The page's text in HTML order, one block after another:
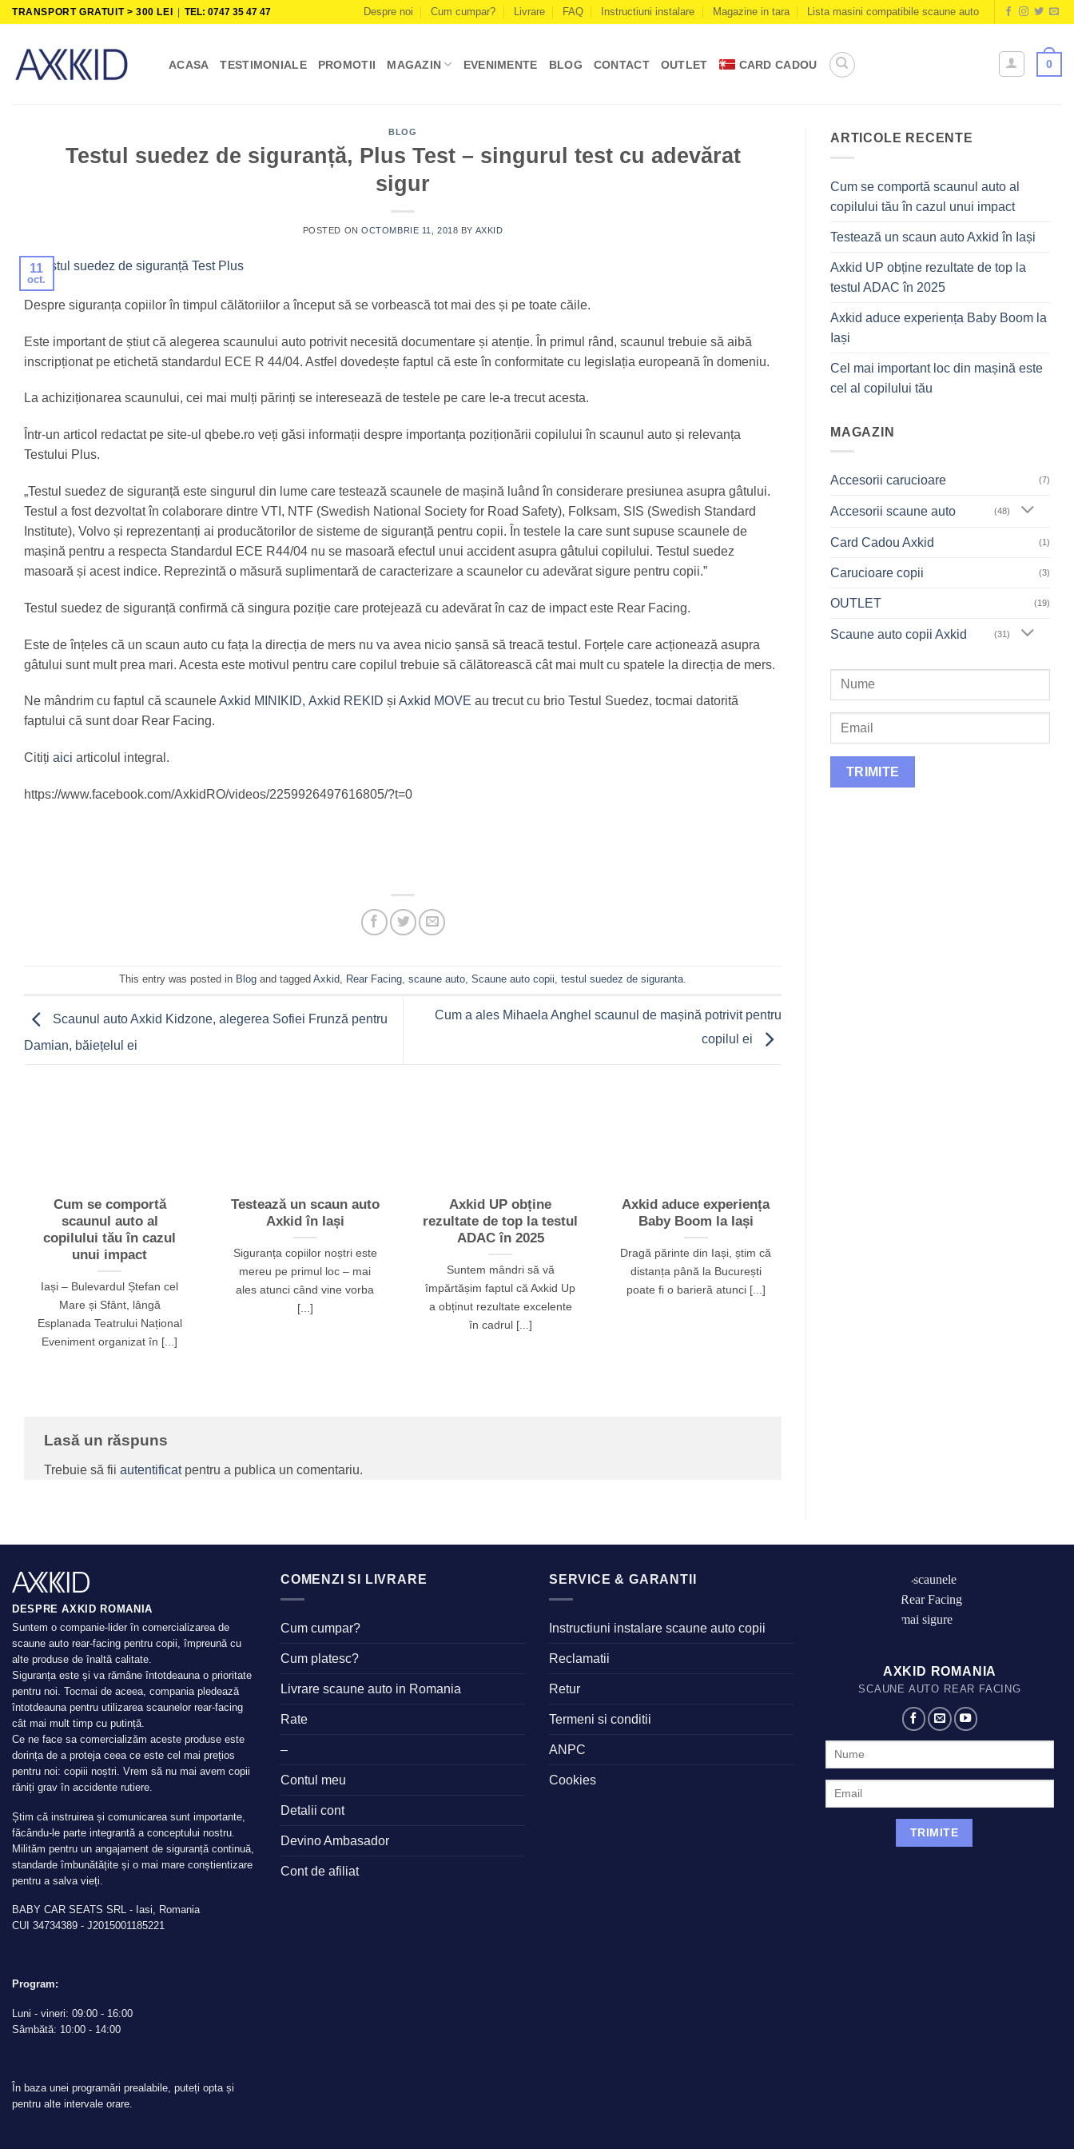
Skip
content
TRANSPORT GRATUIT > 300 LEI |TEL: 0747 35 47 47 Despre noi Cum cumpar? Livrare FAQ Instructiuni instalare Magazine in tara Lista masini compatibile scaune auto
ACASA TESTIMONIALE PROMOTII MAGAZIN EVENIMENTE BLOG CONTACT OUTLET CARD CADOU 0
BLOG
Testul suedez de siguranță, Plus Test – singurul test cu adevărat
sigur
POSTED ONOCTOMBRIE 11, 2018 BY AXKID
11
oct.
Despre siguranța copiilor în timpul călătoriilor a început să se vorbească tot mai des și pe toate căile.
Este important de știut că alegerea scaunului auto potrivit necesită documentare și atenție. În primul rând, scaunul trebuie să aibă
inscripționat pe etichetă standardul ECE R 44/04. Astfel dovedește faptul că este în conformitate cu legislația europeană în domeniu.
La achiziționarea scaunului, cei mai mulți părinți se interesează de testele pe care le-a trecut acesta.
Într-un articol redactat pe site-ul qbebe.ro veți găsi informații despre importanța poziționării copilului în scaunul auto și relevanța
Testului Plus.
„Testul suedez de siguranță este singurul din lume care testează scaunele de mașină luând în considerare presiunea asupra gâtului.
Testul a fost dezvoltat în colaborare dintre VTI, NTF (Swedish National Society for Road Safety), Folksam, SIS (Swedish Standard
Institute), Volvo și reprezentanți ai producătorilor de sisteme de siguranță pentru copii. În testele la care sunt supuse scaunele de
mașină pentru a respecta Standardul ECE R44/04 nu se masoară efectul unui accident asupra gâtului copilului. Testul suedez
masoară și acest indice. Reprezintă o măsură suplimentară de caracterizare a scaunelor cu adevărat sigure pentru copii.”
Testul suedez de siguranță confirmă că singura poziție care protejează cu adevărat în caz de impact este Rear Facing.
Este de înțeles că un scaun auto cu fața la direcția de mers nu va avea nicio șansă să treacă testul. Forțele care acționează asupra
gâtului sunt mult prea mari. Acesta este motivul pentru care copilul trebuie să călătorească cât mai mult cu spatele la direcția de mers.
Ne mândrim cu faptul că scauneleAxkid MINIKID, Axkid REKID și Axkid MOVE au trecut cu brio Testul Suedez, tocmai datorită
faptului că sunt doar Rear Facing.
Citiți aici articolul integral.
https://www.facebook.com/AxkidRO/videos/2259926497616805/?t=0
This entry was posted in Blog and tagged Axkid Rear Facing scaune auto Scaune auto copii testul suedez de siguranta
Scaunul auto Axkid Kidzone, alegerea Sofiei Frunză pentru
Damian, băiețelul ei
Cum a ales Mihaela Anghel scaunul de mașină potrivit pentru
copilul ei
Cum se comportă
scaunul auto al
copilului tău în cazul
unui impact
Iași – Bulevardul Ștefan cel
Mare și Sfânt, lângă
Esplanada Teatrului Național
Eveniment organizat în [...]
Testează un scaun auto
Axkid în Iași
Siguranța copiilor noștri este
mereu pe primul loc – mai
ales atunci când vine vorba
[...]
Axkid UP obține
rezultate de top la testul
ADAC în 2025
Suntem mândri să vă
împărtășim faptul că Axkid Up
a obținut rezultate excelente
în cadrul [...]
Axkid aduce experiența
Baby Boom la Iași
Dragă părinte din Iași, știm că
distanța până la București
poate fi o barieră atunci [...]
Lasă un răspuns
Trebuie să fii autentificatpentru a publica un comentariu.
ARTICOLE RECENTE
Cum se comportă scaunul auto al
copilului tău în cazul unui impact
Testează un scaun auto Axkid în Iași
Axkid UP obține rezultate de top la
testul ADAC în 2025
Axkid aduce experiența Baby Boom la
Iași
Cel mai important loc din mașină este
cel al copilului tău
MAGAZIN
Accesorii carucioare (7)
Accesorii scaune auto (48)
Card Cadou Axkid (1)
Carucioare copii (3)
OUTLET (19)
Scaune auto copii Axkid (31)
DESPRE AXKID ROMANIA
Suntem o companie-lider în comercializarea de
scaune auto rear-facing pentru copii, împreună cu
alte produse de înaltă calitate.
Siguranța este și va rămâne întotdeauna o prioritate
pentru noi. Tocmai de aceea, compania pledează
întotdeauna pentru utilizarea scaunelor rear-facing
cât mai mult timp cu putință.
Ce ne face sa comercializăm aceste produse este
dorința de a proteja ceea ce este cel mai prețios
pentru noi: copiii noștri. Vrem să nu mai avem copii
răniți grav în accidente rutiere.
Știm că instruirea și comunicarea sunt importante,
făcându-le parte integrantă a conceptului nostru.
Milităm pentru un angajament de siguranță continuă,
standarde îmbunătățite și o mai mare conștientizare
pentru a salva vieți.
BABY CAR SEATS SRL - Iasi, Romania
CUI 34734389 - J2015001185221
Program:
Luni - vineri: 09:00 - 16:00
Sâmbătă: 10:00 - 14:00
În baza unei programări prealabile, puteți opta și
pentru alte intervale orare.
COMENZI SI LIVRARE
Cum cumpar?
Cum platesc?
Livrare scaune auto in Romania
Rate
–
Contul meu
Detalii cont
Devino Ambasador
Cont de afiliat
SERVICE & GARANTII
Instructiuni instalare scaune auto copii
Reclamatii
Retur
Termeni si conditii
ANPC
Cookies
AXKID ROMANIA
SCAUNE AUTO REAR FACING